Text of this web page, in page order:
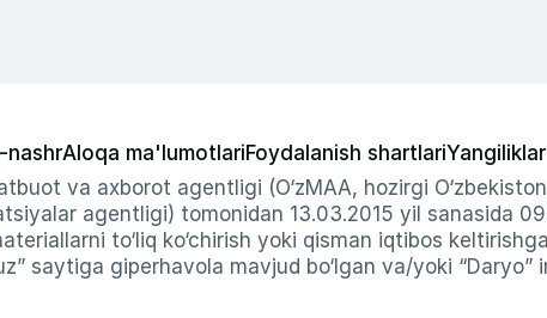
nashrAloqa ma'lumotlariFoydalanish shartlari
va axborot agentligi (O‘zMAA, hozirgi
agentligi) tomonidan 13.03.2015 yil sanasida
to‘liq ko‘chirish yoki qisman iqtibos
saytiga giperhavola mavjud bo‘lgan va/yoki